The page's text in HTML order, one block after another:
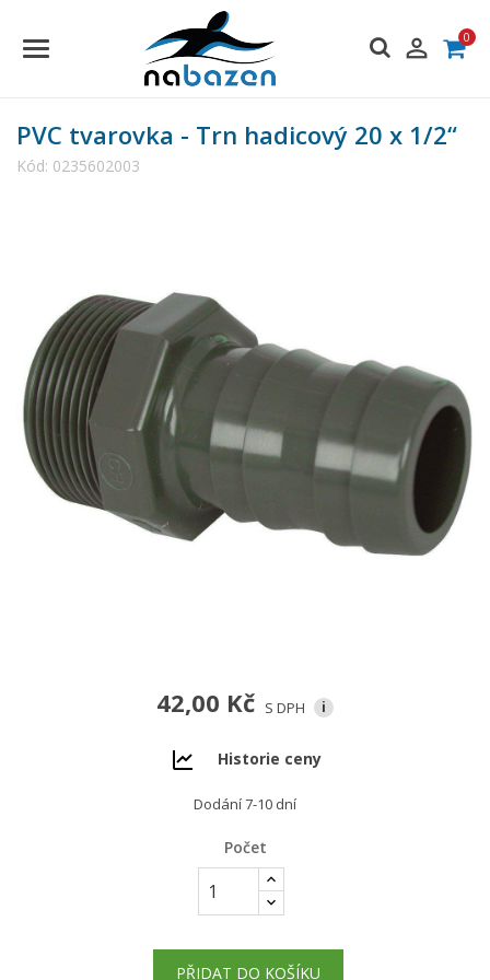
 0
PVC tvarovka - Trn hadicový 20 x 1/2“
Kód: 0235602003
42,00 Kč S DPH i
Historie ceny
Dodání 7-10 dní
Počet
PŘIDAT DO KOŠÍKU